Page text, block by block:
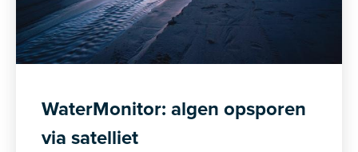
WaterMonitor: algen opsporen
via satelliet